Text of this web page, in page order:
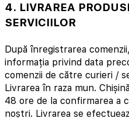
4. LIVRAREA
SERVICIILOR
După înregistrarea
informația privind data
comenzii de către curieri /
Livrarea în raza mun.
48 ore de la confirmarea a
noștri. Livrarea se